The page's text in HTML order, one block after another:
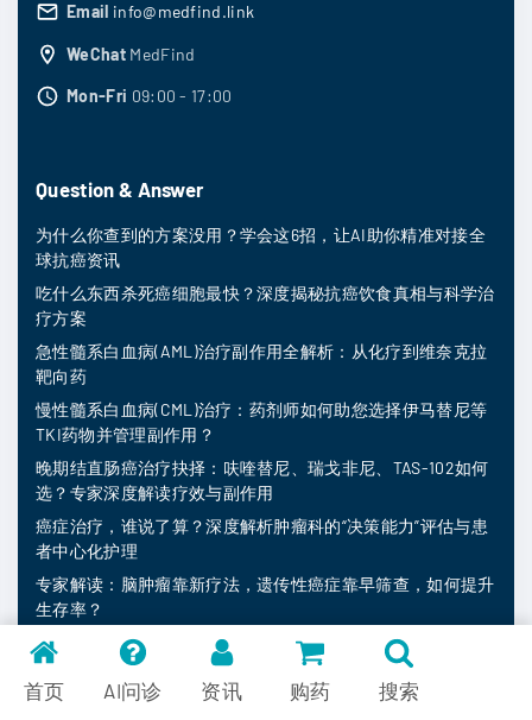
Email info@medfind.link
WeChat MedFind
Mon-Fri 09:00 - 17:00
Question & Answer
为什么你查到的方案没用？学会这6招，让AI助你精准对接全
球抗癌资讯
吃什么东西杀死癌细胞最快？深度揭秘抗癌饮食真相与科学治
疗方案
急性髓系白血病(AML)治疗副作用全解析：从化疗到维奈克拉
靶向药
慢性髓系白血病(CML)治疗：药剂师如何助您选择伊马替尼等
TKI药物并管理副作用？
晚期结直肠癌治疗抉择：呋喹替尼、瑞戈非尼、TAS-102如何
选？专家深度解读疗效与副作用
癌症治疗，谁说了算？深度解析肿瘤科的“决策能力”评估与患
者中心化护理
专家解读：脑肿瘤靠新疗法，遗传性癌症靠早筛查，如何提升
生存率？
AI赋能癌症治疗：告别信息焦虑，为非小细胞肺癌患者解读最
新治疗方案
首页 AI问诊 资讯 购药 搜索